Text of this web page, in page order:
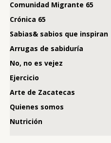
Comunidad Migrante 65
Crónica 65
Sabias& sabios que inspiran
Arrugas de sabiduría
No, no es vejez
Ejercicio
Arte de Zacatecas
Quienes somos
Nutrición